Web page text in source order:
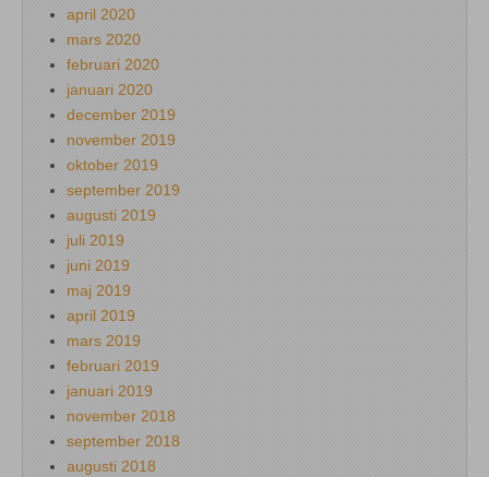
april 2020
mars 2020
februari 2020
januari 2020
december 2019
november 2019
oktober 2019
september 2019
augusti 2019
juli 2019
juni 2019
maj 2019
april 2019
mars 2019
februari 2019
januari 2019
november 2018
september 2018
augusti 2018